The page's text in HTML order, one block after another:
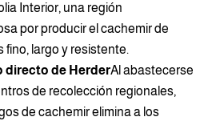
Interior, una región
por producir el cachemir de
largo y resistente.
directo de HerderAl abastecerse
de recolección regionales,
de cachemir elimina a los